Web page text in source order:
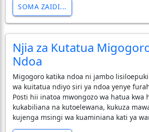
SOMA ZAIDI...
​Njia za Kutatua
Ndoa
​Migogoro katika ndoa ni jambo
wa kuitatua ndiyo siri ya ndoa yenye
Posti hii inatoa mwongozo wa hatua kwa
kukabiliana na kutoelewana, kukuza
kujenga msingi wa kuaminiana kati ya